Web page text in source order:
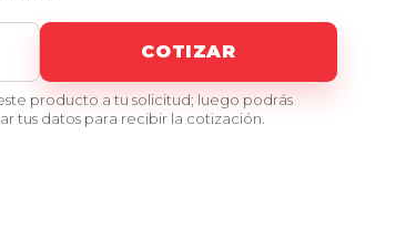
COTIZAR
producto a tu solicitud; luego podrás
tus datos para recibir la cotización.